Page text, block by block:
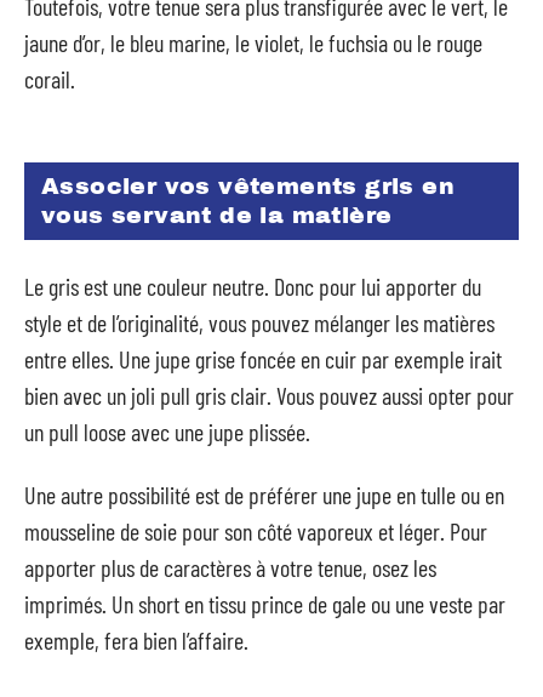
jaune d’or, le bleu marine, le violet, le fuchsia ou le rouge
corail.
Associer vos vêtements gris en
vous servant de la matière
Le gris est une couleur neutre. Donc pour lui apporter du
style et de l’originalité, vous pouvez mélanger les matières
entre elles. Une jupe grise foncée en cuir par exemple irait
bien avec un joli pull gris clair. Vous pouvez aussi opter pour
un pull loose avec une jupe plissée.
Une autre possibilité est de préférer une jupe en tulle ou en
mousseline de soie pour son côté vaporeux et léger. Pour
apporter plus de caractères à votre tenue, osez les
imprimés. Un short en tissu prince de gale ou une veste par
exemple, fera bien l’affaire.